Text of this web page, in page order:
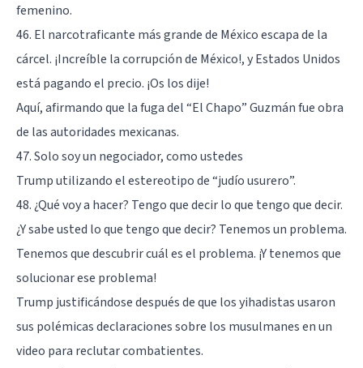
femenino.
46. El narcotraficante más grande de México escapa de la
cárcel. ¡Increíble la corrupción de México!, y Estados Unidos
está pagando el precio. ¡Os los dije!
Aquí, afirmando que la fuga del “El Chapo” Guzmán fue obra
de las autoridades mexicanas.
47. Solo soy un negociador, como ustedes
Trump utilizando el estereotipo de “judío usurero”.
48. ¿Qué voy a hacer? Tengo que decir lo que tengo que decir.
¿Y sabe usted lo que tengo que decir? Tenemos un problema.
Tenemos que descubrir cuál es el problema. ¡Y tenemos que
solucionar ese problema!
Trump justificándose después de que los yihadistas usaron
sus polémicas declaraciones sobre los musulmanes en un
video para reclutar combatientes.